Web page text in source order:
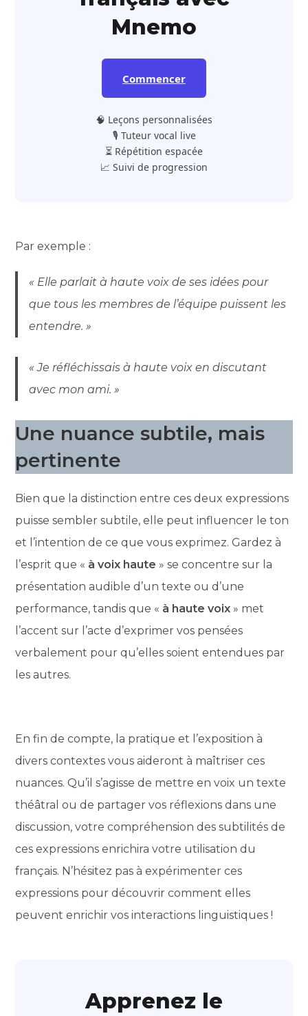
Mnemo
Commencer
🧠 Leçons personnalisées
🎙️ Tuteur vocal live
⏳ Répétition espacée
📈 Suivi de progression
Par exemple :
« Elle parlait à haute voix de ses idées pour
que tous les membres de l’équipe puissent les
entendre. »
« Je réfléchissais à haute voix en discutant
avec mon ami. »
Une nuance subtile, mais
pertinente
Bien que la distinction entre ces deux expressions
puisse sembler subtile, elle peut influencer le ton
et l’intention de ce que vous exprimez. Gardez à
l’esprit que « à voix haute » se concentre sur la
présentation audible d’un texte ou d’une
performance, tandis que « à haute voix » met
l’accent sur l’acte d’exprimer vos pensées
verbalement pour qu’elles soient entendues par
les autres.
En fin de compte, la pratique et l’exposition à
divers contextes vous aideront à maîtriser ces
nuances. Qu’il s’agisse de mettre en voix un texte
théâtral ou de partager vos réflexions dans une
discussion, votre compréhension des subtilités de
ces expressions enrichira votre utilisation du
français. N’hésitez pas à expérimenter ces
expressions pour découvrir comment elles
peuvent enrichir vos interactions linguistiques !
Apprenez le